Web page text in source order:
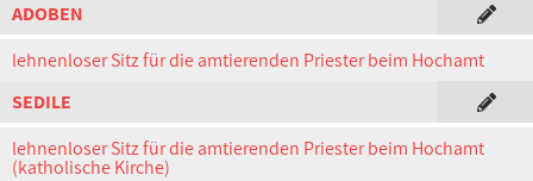
ADOBEN
lehnenloser Sitz für die amtierenden Priester beim Hochamt
SEDILE
lehnenloser Sitz für die amtierenden Priester beim Hochamt
(katholische Kirche)